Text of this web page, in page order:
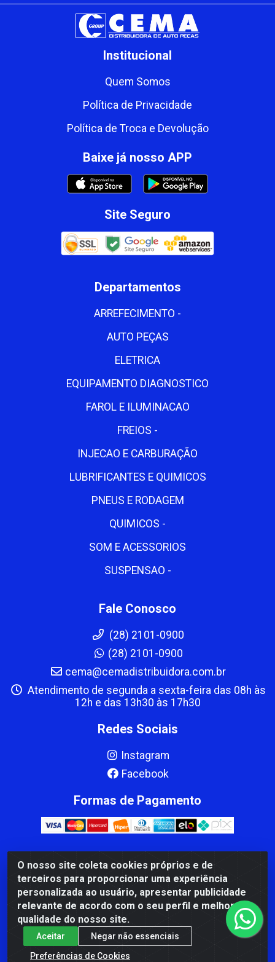
O nosso site coleta cookies próprios e de
terceiros para proporcionar uma experiência
personalizada ao usuário, apresentar publicidade
relevante de acordo com o seu perfil e melhorar a
qualidade do nosso site.
Aceitar
Negar não essenciais
Preferências de Cookies
Institucional
Quem Somos
Política de Privacidade
Política de Troca e Devolução
Baixe já nosso APP
Site Seguro
Departamentos
ARREFECIMENTO -
AUTO PEÇAS
ELETRICA
EQUIPAMENTO DIAGNOSTICO
FAROL E ILUMINACAO
FREIOS -
INJECAO E CARBURAÇÃO
LUBRIFICANTES E QUIMICOS
PNEUS E RODAGEM
QUIMICOS -
SOM E ACESSORIOS
SUSPENSAO -
Fale Conosco
(28) 2101-0900
(28) 2101-0900
cema@cemadistribuidora.com.br
Atendimento de segunda a sexta-feira das 08h às
12h e das 13h30 às 17h30
Redes Sociais
Instagram
Facebook
Formas de Pagamento
CBP MACEDO COMERCIO PEÇAS LTDA Matriz - av Mauro
Miranda Madureira, 1249 - Coramara , Cachoeiro de
Itapemirim/ES - CEP 29.311-310 - CNPJ 00.502.680/0001-41